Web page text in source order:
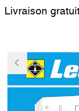
Livraison